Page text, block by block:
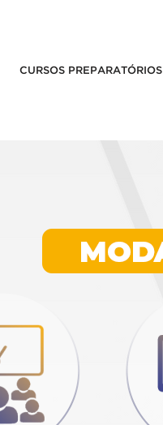
CURSOS PREPARATÓRIOS